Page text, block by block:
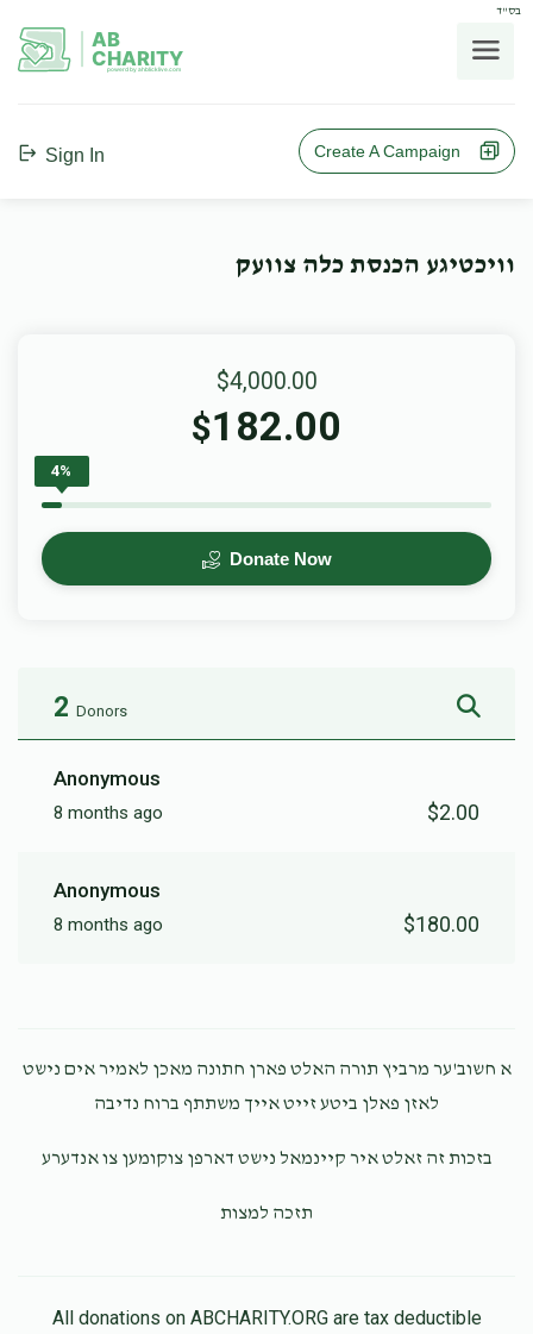
בס"ד
AB
CHARITY
powerd by ahblicklive.com
Sign In Create A Campaign
וויכטיגע הכנסת כלה צוועק
$4,000.00
$182.00
4%
Donate Now
2 Donors
Anonymous
8 months ago $2.00
Anonymous
8 months ago $180.00
א חשוב'ער מרביץ תורה האלט פארן חתונה מאכן לאמיר אים נישט
לאזן פאלן ביטע זייט אייך משתתף ברוח נדיבה
בזכות זה זאלט איר קיינמאל נישט דארפן צוקומען צו אנדערע
תזכה למצות
All donations on ABCHARITY.ORG are tax deductible